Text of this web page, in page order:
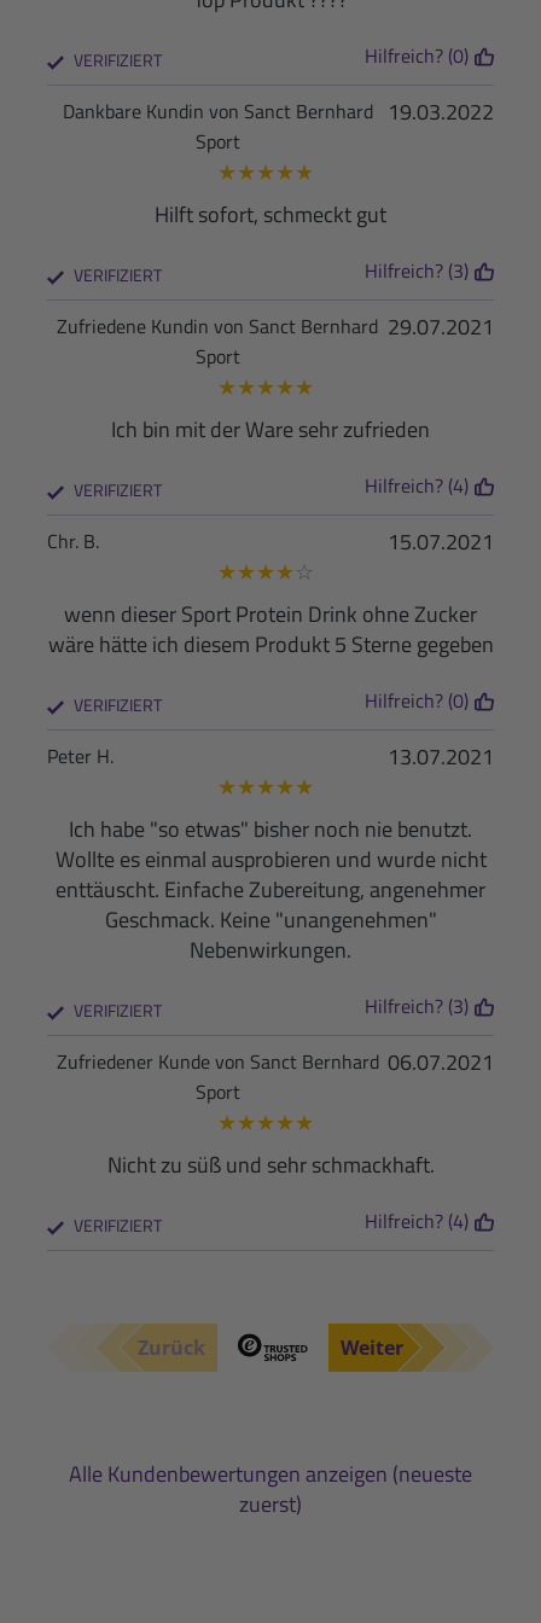
VERIFIZIERT Hilfreich? (0)
19.03.2022
Dankbare Kundin von Sanct Bernhard
Sport
★★★★★
Hilft sofort, schmeckt gut
VERIFIZIERT Hilfreich? (3)
29.07.2021
Zufriedene Kundin von Sanct Bernhard
Sport
★★★★★
Ich bin mit der Ware sehr zufrieden
VERIFIZIERT Hilfreich? (4)
15.07.2021
Chr. B.
★★★★☆
wenn dieser Sport Protein Drink ohne Zucker
wäre hätte ich diesem Produkt 5 Sterne gegeben
VERIFIZIERT Hilfreich? (0)
13.07.2021
Peter H.
★★★★★
Ich habe "so etwas" bisher noch nie benutzt.
Wollte es einmal ausprobieren und wurde nicht
enttäuscht. Einfache Zubereitung, angenehmer
Geschmack. Keine "unangenehmen"
Nebenwirkungen.
VERIFIZIERT Hilfreich? (3)
06.07.2021
Zufriedener Kunde von Sanct Bernhard
Sport
★★★★★
Nicht zu süß und sehr schmackhaft.
VERIFIZIERT Hilfreich? (4)
Zurück Weiter
Alle Kundenbewertungen anzeigen (neueste
zuerst)